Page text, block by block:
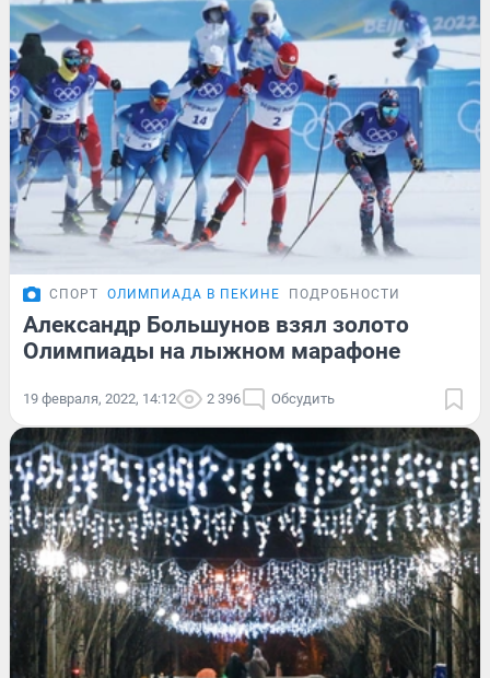
СПОРТ ОЛИМПИАДА В ПЕКИНЕ ПОДРОБНОСТИ
Александр Большунов взял золото
Олимпиады на лыжном марафоне
19 февраля, 2022, 14:12 2 396 Обсудить